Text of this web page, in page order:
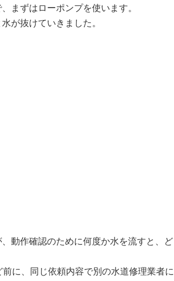
まずはローポンプを使います。
が抜けていきました。
動作確認のために何度か水を流すと、ど
に、同じ依頼内容で別の水道修理業者に